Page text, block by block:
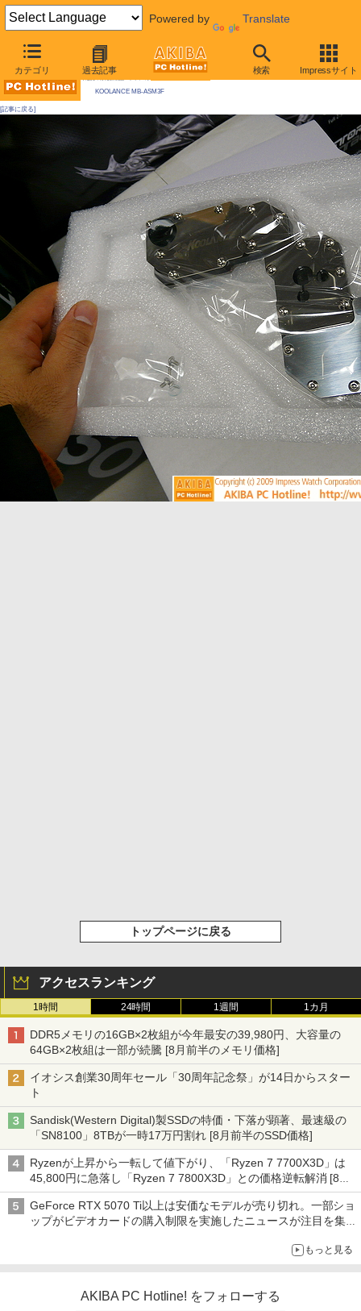
Powered by Translate
カテゴリ 過去記事 検索 Impressサイト
AKIBA PC Hotline! 2009年11月28日号
KOOLANCE MB-ASM3F
[記事に戻る]
トップページに戻る
アクセスランキング
1時間 24時間 1週間 1カ月
DDR5メモリの16GB×2枚組が今年最安の39,980円、大容量の
64GB×2枚組は一部が続騰 [8月前半のメモリ価格]
イオシス創業30周年セール「30周年記念祭」が14日からスター
ト
Sandisk(Western Digital)製SSDの特価・下落が顕著、最速級の
「SN8100」8TBが一時17万円割れ [8月前半のSSD価格]
Ryzenが上昇から一転して値下がり、「Ryzen 7 7700X3D」は
45,800円に急落し「Ryzen 7 7800X3D」との価格逆転解消 [8月
前半のCPU価格]
GeForce RTX 5070 Ti以上は安価なモデルが売り切れ。一部ショ
ップがビデオカードの購入制限を実施したニュースが注目を集め
もっと見る
AKIBA PC Hotline! をフォローする